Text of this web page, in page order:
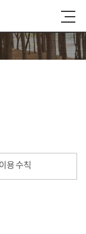
이용 수칙